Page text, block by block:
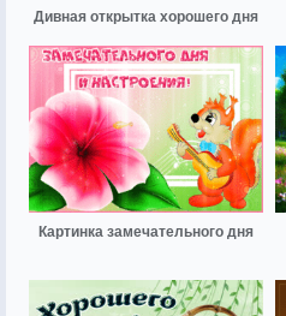
Дивная открытка хорошего дня
Картинка замечательного дня